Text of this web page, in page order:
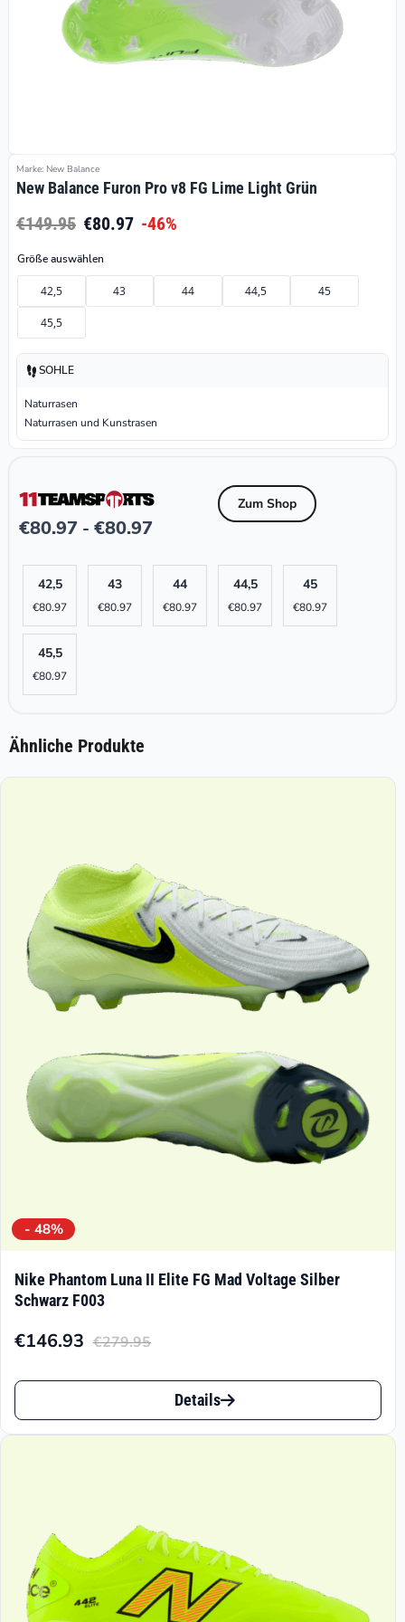
Marke: New Balance
New Balance Furon Pro v8 FG Lime Light Grün
€149.95 €80.97 -46%
Größe auswählen
42,5 43 44 44,5 45
45,5
SOHLE
Naturrasen
Naturrasen und Kunstrasen
€80.97 - €80.97
Zum Shop
42,5
€80.97
43
€80.97
44
€80.97
44,5
€80.97
45
€80.97
45,5
€80.97
Ähnliche Produkte
- 48%
Nike Phantom Luna II Elite FG Mad Voltage Silber
Schwarz F003
€279.95
Ursprünglicher
Preis
€279.95
€146.93
Aktueller
Preis
€146.93.
Dieses
Produkt
auf.
Die
Optionen
Details